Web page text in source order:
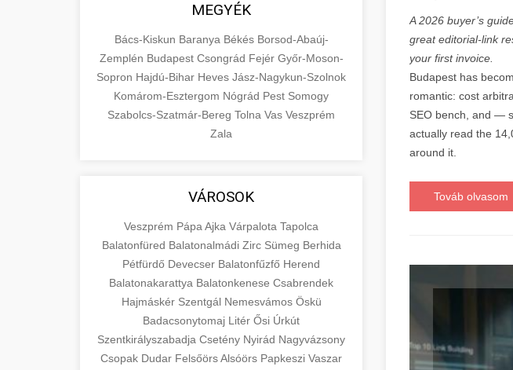
MEGYÉK
Bács-Kiskun Baranya Békés Borsod-Abaúj-
Zemplén Budapest Csongrád Fejér Győr-Moson-
Sopron Hajdú-Bihar Heves Jász-Nagykun-Szolnok
Komárom-Esztergom Nógrád Pest Somogy
Szabolcs-Szatmár-Bereg Tolna Vas Veszprém
Zala
VÁROSOK
Veszprém Pápa Ajka Várpalota Tapolca
Balatonfüred Balatonalmádi Zirc Sümeg Berhida
Pétfürdő Devecser Balatonfűzfő Herend
Balatonakarattya Balatonkenese Csabrendek
Hajmáskér Szentgál Nemesvámos Öskü
Badacsonytomaj Litér Ősi Úrkút
Szentkirályszabadja Csetény Nyirád Nagyvázsony
Csopak Dudar FelsőörsAlsóörs Papkeszi Vaszar
A 2026 buyer’s
great editorial-link
your first invoice.
Budapest has
romantic: cost
SEO bench, and —
actually read the
around it.
Továb olvasom